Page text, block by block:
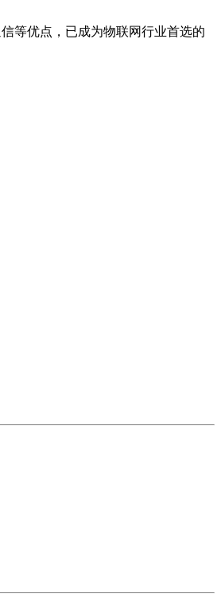
等优点，已成为物联网行业首选的